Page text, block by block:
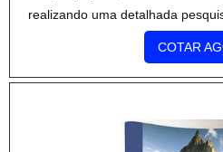
realizando uma detalhada
COTAR